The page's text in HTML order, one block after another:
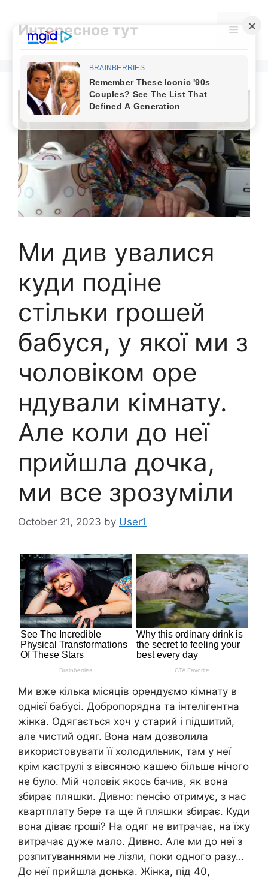
contentИнтересное тут Menu
Ми див увалися
куди подіне
стільки rрошей
бабуся, у якої ми з
чоловіком оре
ндували кімнату.
Але коли до неї
прийшла дочка,
ми все зрозуміли
October 21, 2023 by User1
Ми вже кілька місяців орендуємо кімнату в
однієї бабусі. Добропорядна та інтелігентна
жінка. Одягається хоч у старий і підшитий,
але чистий одяг. Вона нам дозволила
використовувати її холодильник, там у неї
крім каструлі з вівсяною кашею більше нічого
не було. Мій чоловік якось бачив, як вона
збирає пляшки. Дивно: nенсію отримує, з нас
квартплату бере та ще й пляшки збирає. Куди
вона діває rроші? На одяг не витрачає, на їжу
витрачає дуже мало. Дивно. Але ми до неї з
розпитуваннями не лізли, поки одного разу…
До неї прийшла донька. Жінка, під 40,